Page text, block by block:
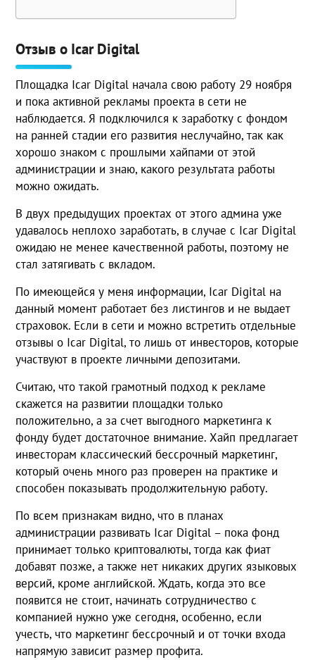
Отзыв о Icar Digital
Площадка Icar Digital начала свою работу 29 ноября
и пока активной рекламы проекта в сети не
наблюдается. Я подключился к заработку с фондом
на ранней стадии его развития неслучайно, так как
хорошо знаком с прошлыми хайпами от этой
администрации и знаю, какого результата работы
можно ожидать.
В двух предыдущих проектах от этого админа уже
удавалось неплохо заработать, в случае с Icar Digital
ожидаю не менее качественной работы, поэтому не
стал затягивать с вкладом.
По имеющейся у меня информации, Icar Digital на
данный момент работает без листингов и не выдает
страховок. Если в сети и можно встретить отдельные
отзывы о Icar Digital, то лишь от инвесторов, которые
участвуют в проекте личными депозитами.
Считаю, что такой грамотный подход к рекламе
скажется на развитии площадки только
положительно, а за счет выгодного маркетинга к
фонду будет достаточное внимание. Хайп предлагает
инвесторам классический бессрочный маркетинг,
который очень много раз проверен на практике и
способен показывать продолжительную работу.
По всем признакам видно, что в планах
администрации развивать Icar Digital – пока фонд
принимает только криптовалюты, тогда как фиат
добавят позже, а также нет никаких других языковых
версий, кроме английской. Ждать, когда это все
появится не стоит, начинать сотрудничество с
компанией нужно уже сегодня, особенно, если
учесть, что маркетинг бессрочный и от точки входа
напрямую зависит размер профита.